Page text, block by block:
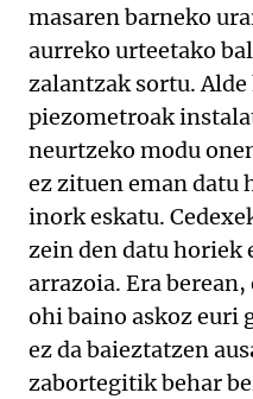
masaren barneko
aurreko urteetako
zalantzak sortu.
piezometroak
neurtzeko modu
ez zituen eman datu
inork eskatu.
zein den datu horiek
arrazoia. Era berean,
ohi baino askoz euri
ez da baieztatzen
zabortegitik behar